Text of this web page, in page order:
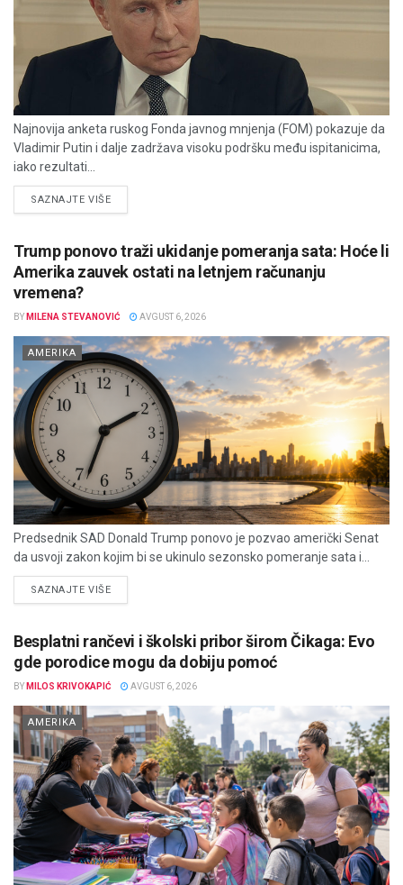
Najnovija anketa ruskog Fonda javnog mnjenja (FOM) pokazuje da
Vladimir Putin i dalje zadržava visoku podršku među ispitanicima,
iako rezultati...
SAZNAJTE VIŠEDETAILS
Trump ponovo traži ukidanje pomeranja sata: Hoće li
Amerika zauvek ostati na letnjem računanju
vremena?
BY MILENA STEVANOVIĆ AVGUST 6, 2026
AMERIKA
Predsednik SAD Donald Trump ponovo je pozvao američki Senat
da usvoji zakon kojim bi se ukinulo sezonsko pomeranje sata i...
SAZNAJTE VIŠEDETAILS
Besplatni rančevi i školski pribor širom Čikaga: Evo
gde porodice mogu da dobiju pomoć
BY MILOS KRIVOKAPIĆ AVGUST 6, 2026
AMERIKA